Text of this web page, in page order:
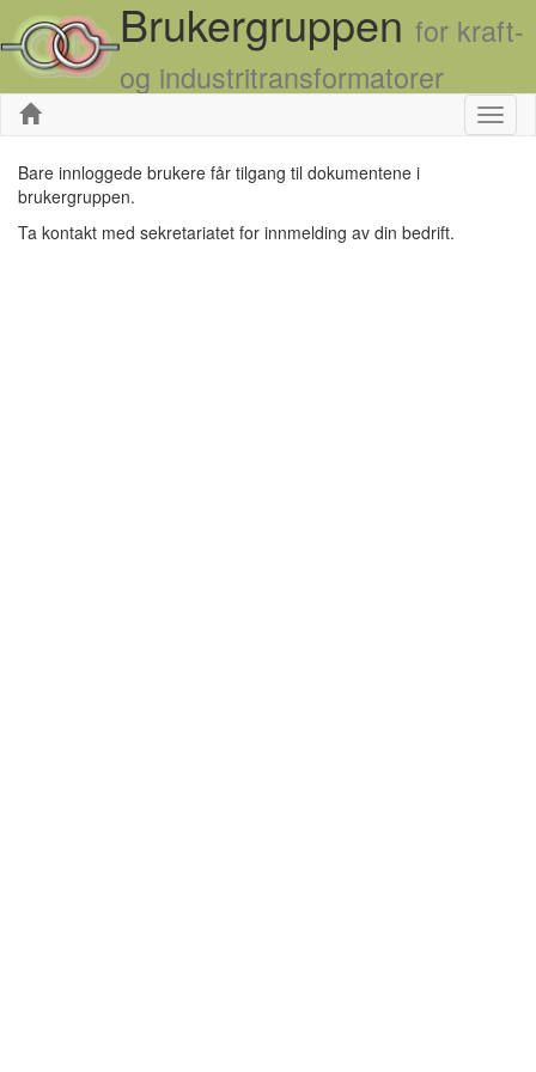
Brukergruppen for kraft-
og industritransformatorer
Skjul
Bare innloggede brukere får tilgang til dokumentene i
brukergruppen.
Ta kontakt med sekretariatet for innmelding av din bedrift.